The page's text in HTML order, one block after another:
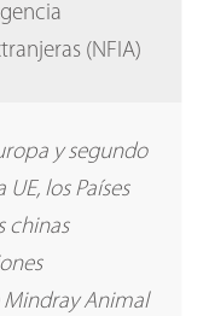
(NFIA)
y segundo
los Países
chinas
Mindray Animal